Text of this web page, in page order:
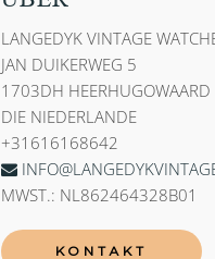
LANGEDYK VINTAGE
JAN DUIKERWEG 5
1703DH HEERHUGOWAARD
DIE NIEDERLANDE
+31616168642
MWST.: NL862464328B01
KONTAKT